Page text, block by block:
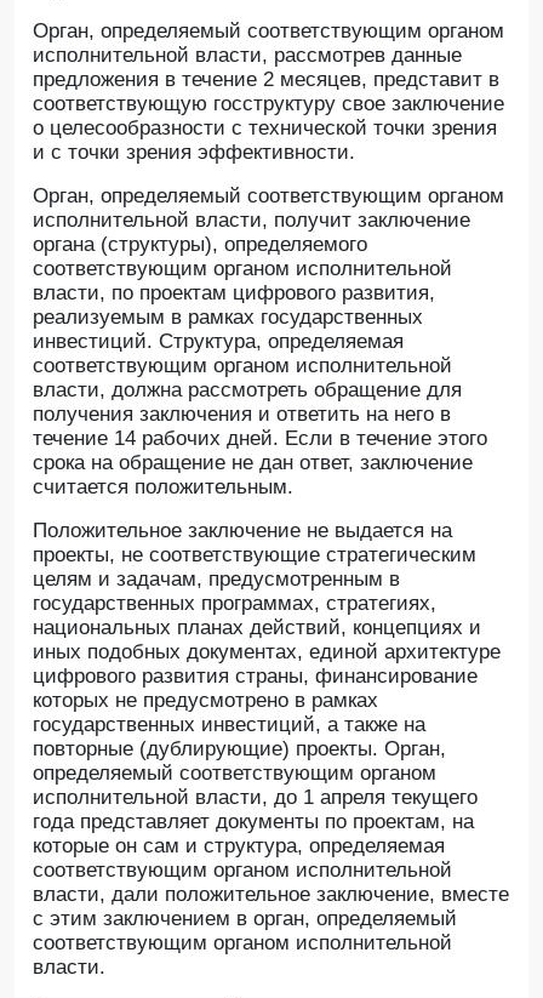
Орган, определяемый соответствующим органом
исполнительной власти, рассмотрев данные
предложения в течение 2 месяцев, представит в
соответствующую госструктуру свое заключение
о целесообразности с технической точки зрения
и с точки зрения эффективности.
Орган, определяемый соответствующим органом
исполнительной власти, получит заключение
органа (структуры), определяемого
соответствующим органом исполнительной
власти, по проектам цифрового развития,
реализуемым в рамках государственных
инвестиций. Структура, определяемая
соответствующим органом исполнительной
власти, должна рассмотреть обращение для
получения заключения и ответить на него в
течение 14 рабочих дней. Если в течение этого
срока на обращение не дан ответ, заключение
считается положительным.
Положительное заключение не выдается на
проекты, не соответствующие стратегическим
целям и задачам, предусмотренным в
государственных программах, стратегиях,
национальных планах действий, концепциях и
иных подобных документах, единой архитектуре
цифрового развития страны, финансирование
которых не предусмотрено в рамках
государственных инвестиций, а также на
повторные (дублирующие) проекты. Орган,
определяемый соответствующим органом
исполнительной власти, до 1 апреля текущего
года представляет документы по проектам, на
которые он сам и структура, определяемая
соответствующим органом исполнительной
власти, дали положительное заключение, вместе
с этим заключением в орган, определяемый
соответствующим органом исполнительной
власти.